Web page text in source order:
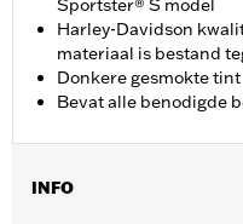
Sportster® S model
Harley-Davidson
materiaal is bestand
Donkere gesmokte tint
Bevat alle benodigde
INFO